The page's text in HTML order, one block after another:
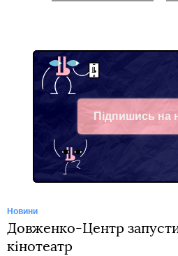
Підпишись на
Facebook
Новини
Довженко-Центр
кінотеатр